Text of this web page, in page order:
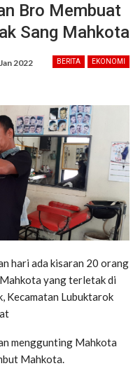
Bro Membuat
Sang Mahkota
BERITA EKONOMI
2022
hari ada kisaran 20 orang
yang terletak di
Kecamatan Lubuktarok
menggunting Mahkota
Mahkota.